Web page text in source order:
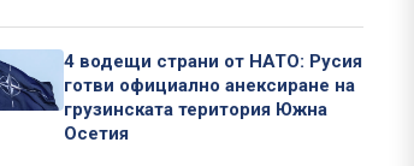
4 водещи страни от НАТО: Русия
готви официално анексиране на
грузинската територия Южна
Осетия